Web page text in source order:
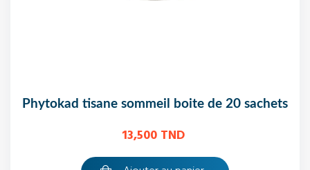
phytokad tisane sommeil boite de 20 sachets
13,500 TND